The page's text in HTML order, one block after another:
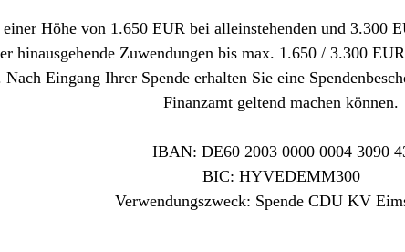
Höhe von 1.650 EUR bei alleinstehenden und 3.300
hinausgehende Zuwendungen bis max. 1.650 / 3.300
Eingang Ihrer Spende erhalten Sie eine
Finanzamt geltend machen können.
IBAN: DE60 2003 0000 0004 3090
BIC: HYVEDEMM300
Verwendungszweck: Spende CDU KV